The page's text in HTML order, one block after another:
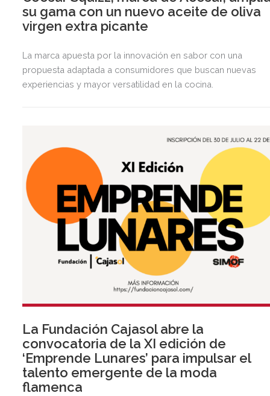
su gama con un nuevo aceite de oliva
virgen extra picante
La marca apuesta por la innovación en sabor con una
propuesta adaptada a consumidores que buscan nuevas
experiencias y mayor versatilidad en la cocina.
La Fundación Cajasol abre la
convocatoria de la XI edición de
‘Emprende Lunares’ para impulsar el
talento emergente de la moda
flamenca